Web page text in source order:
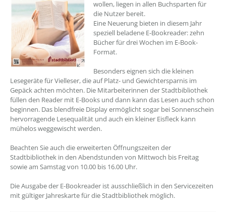
wollen, liegen in allen Buchsparten für
die Nutzer bereit.
Eine Neuerung bieten in diesem Jahr
speziell beladene E-Bookreader: zehn
Bücher für drei Wochen im E-Book-
Format.
Besonders eignen sich die kleinen
Lesegeräte für Vielleser, die auf Platz- und Gewichtersparnis im
Gepäck achten möchten. Die Mitarbeiterinnen der Stadtbibliothek
füllen den Reader mit E-Books und dann kann das Lesen auch schon
beginnen. Das blendfreie Display ermöglicht sogar bei Sonnenschein
hervorragende Lesequalität und auch ein kleiner Eisfleck kann
mühelos weggewischt werden.
Beachten Sie auch die erweiterten Öffnungszeiten der
Stadtbibliothek in den Abendstunden von Mittwoch bis Freitag
sowie am Samstag von 10.00 bis 16.00 Uhr.
Die Ausgabe der E-Bookreader ist ausschließlich in den Servicezeiten
mit gültiger Jahreskarte für die Stadtbibliothek möglich.